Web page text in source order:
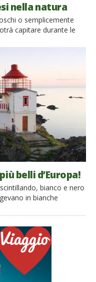
nella natura
o semplicemente
capitare durante le
Avvicinandovi potreste
Sconosciuti esseri
[…]
belli d’Europa!
bianco e nero
in bianche
ma romantici: i
fascino. Chi non